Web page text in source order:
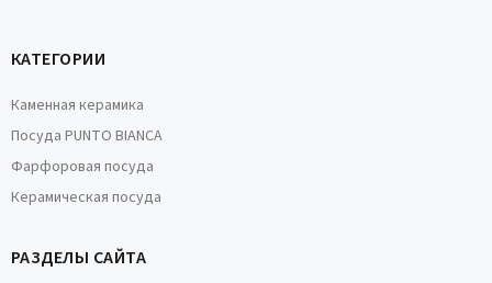
КАТЕГОРИИ
Каменная керамика
Посуда PUNTO BIANCA
Фарфоровая посуда
Керамическая посуда
РАЗДЕЛЫ САЙТА